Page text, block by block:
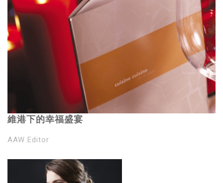
維港下的幸福盛宴
AAW Editor